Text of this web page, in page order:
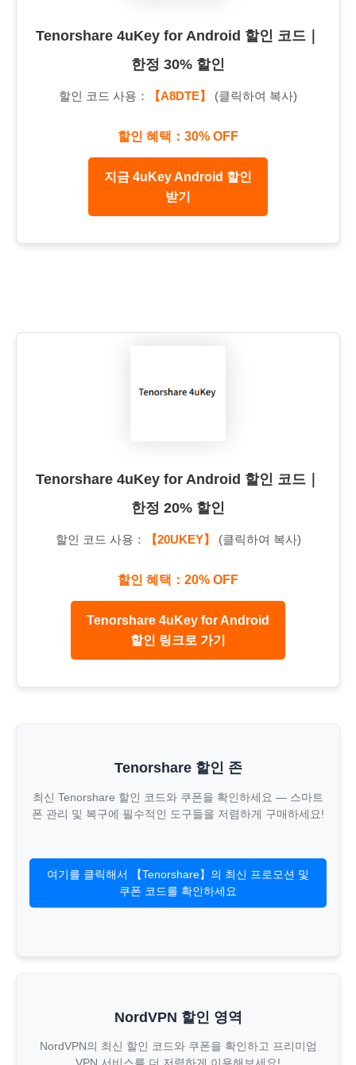
Tenorshare 4uKey for Android 할인 코드｜
한정 30% 할인
할인 코드 사용： 【A8DTE】 (클릭하여 복사)
할인 혜택：30% OFF
지금 4uKey Android 할인
받기
Tenorshare 4uKey for Android 할인 코드｜
한정 20% 할인
할인 코드 사용： 【20UKEY】 (클릭하여 복사)
할인 혜택：20% OFF
Tenorshare 4uKey for Android
할인 링크로 가기
Tenorshare 할인 존
최신 Tenorshare 할인 코드와 쿠폰을 확인하세요 — 스마트
폰 관리 및 복구에 필수적인 도구들을 저렴하게 구매하세요!
여기를 클릭해서 【Tenorshare】의 최신 프로모션 및
쿠폰 코드를 확인하세요
NordVPN 할인 영역
NordVPN의 최신 할인 코드와 쿠폰을 확인하고 프리미엄